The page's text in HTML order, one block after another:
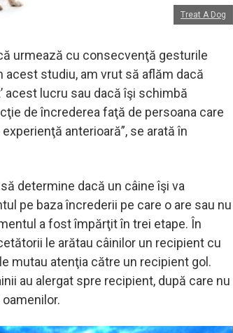
Treat A Dog
urmează cu consecvenţă gesturile
acest studiu, am vrut să aflăm dacă
acest lucru sau dacă îşi schimbă
de încrederea faţă de persoana care
anterioară”, se arată în
determine dacă un câine îşi va
pe baza încrederii pe care o are sau nu
a fost împărţit în trei etape. În
le arătau câinilor un recipient cu
mutau atenţia către un recipient gol.
au alergat spre recipient, după care nu